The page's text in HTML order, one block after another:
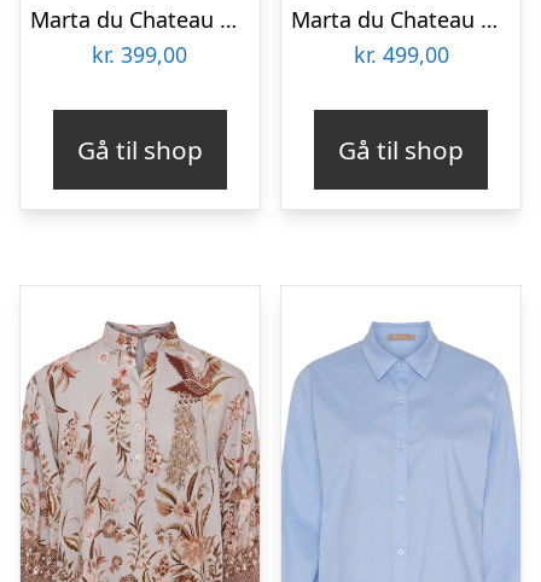
Marta du Chateau dame skjorte MdcKiara 258354 – Optical White
kr. 399,00
Gå til shop
Marta du Chateau dame skjorte MdcCirelle 86250 – Flea
kr. 499,00
Gå til shop